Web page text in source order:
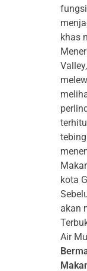
khas
kota
akan
Air